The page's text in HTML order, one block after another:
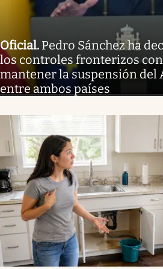
Oficial. Pedro Sánchez ha
los controles fronterizos
mantener la suspensión del
entre ambos países